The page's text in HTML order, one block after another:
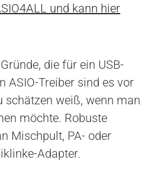
und kann hier
die für ein USB-
ASIO-Treiber sind es vor
schätzen weiß, wenn man
möchte. Robuste
Mischpult, PA- oder
Adapter.